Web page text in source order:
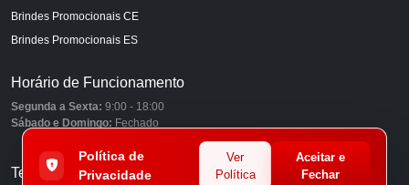
Brindes Promocionais CE
Brindes Promocionais ES
Horário de Funcionamento
Segunda a Sexta: 9:00 - 18:00
Sábado e Domingo: Fechado
Telefones
Política de
Privacidade
Ver
Política
Aceitar e
Fechar